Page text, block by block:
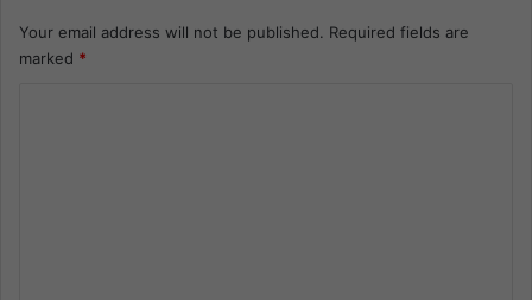
Your email address will not be published. Required fields are
marked *